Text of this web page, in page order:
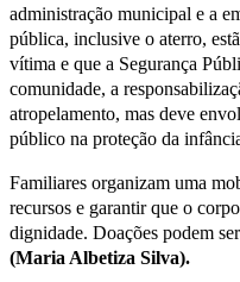
administração municipal e a
pública, inclusive o aterro,
vítima e que a Segurança
comunidade, a
atropelamento, mas deve
público na proteção da
Familiares organizam uma
recursos e garantir que o
dignidade. Doações podem
(Maria Albetiza Silva).